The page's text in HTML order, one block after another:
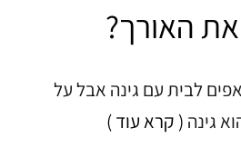
האורך?
לבית עם גינה אבל על
גינה ( קרא עוד )